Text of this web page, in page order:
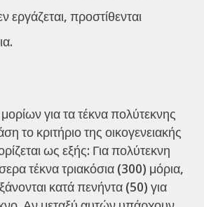
εργάζεται, προστίθενται
για τα τέκνα πολύτεκνης
το κριτήριο της οικογενειακής
ως εξής: Για πολύτεκνη
τέκνα τριακόσια (300) μόρια,
κατά πενήντα (50) για